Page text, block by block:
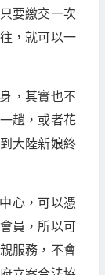
要繳交一次
，就可以一
，其實也不
趟，或者花
大陸新娘終
心，可以憑
員，所以可
服務，不會